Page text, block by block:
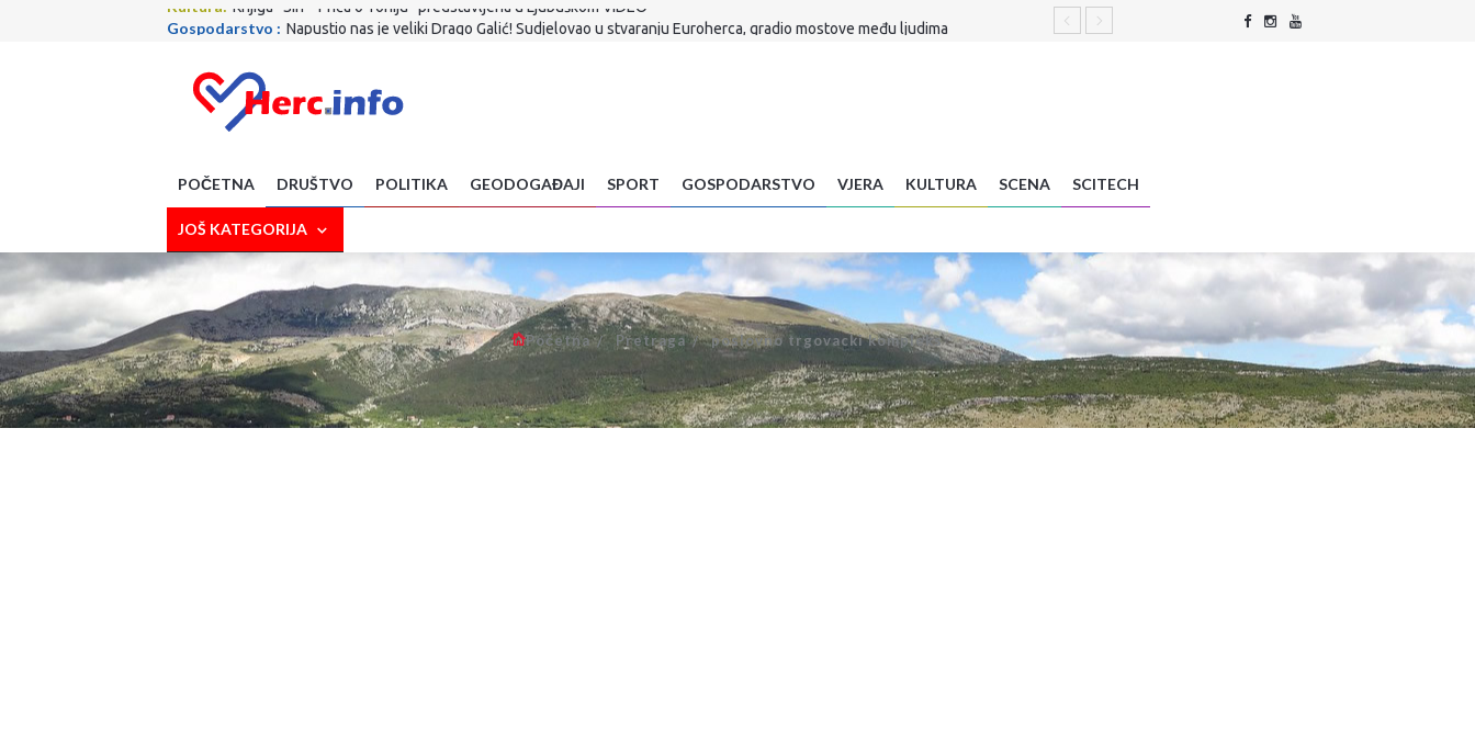
Gospodarstvo : Napustio nas je veliki Drago Galić! Sudjelovao u stvaranju Euroherca, gradio mostove među ljudima
SciTech:
Društvo: Tradicionalnom budnicom u Kninu počela proslava 31. obljetnice Oluje
Sport: Stojković: Bili smo stvarno dominantni
Društvo: Stižu povećane mirovine, ovo su novi iznosi
Društvo: Pronađena Talijanka koja je nestala u Međugorju
Društvo: Rejting agencija: Zbog predizbornih povišica raste proračunski deficit u BiH
Kultura:
POČETNA DRUŠTVO POLITIKA GEODOGAĐAJI SPORT GOSPODARSTVO VJERA KULTURA SCENA SCITECH
JOŠ KATEGORIJA
Početna Pretraga poslovno trgovacki kompleks